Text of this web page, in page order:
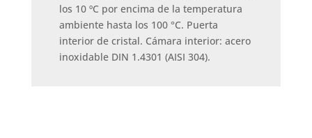
los 10 ºC por encima de la temperatura
ambiente hasta los 100 °C. Puerta
interior de cristal. Cámara interior: acero
inoxidable DIN 1.4301 (AISI 304).